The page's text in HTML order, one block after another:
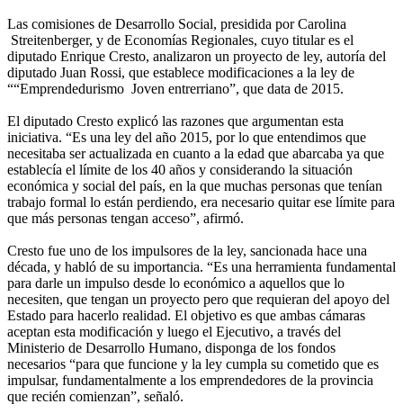
Las comisiones de Desarrollo Social, presidida por Carolina
Streitenberger, y de Economías Regionales, cuyo titular es el
diputado Enrique Cresto, analizaron un proyecto de ley, autoría del
diputado Juan Rossi, que establece modificaciones a la ley de
““Emprendedurismo Joven entrerriano”, que data de 2015.
El diputado Cresto explicó las razones que argumentan esta
iniciativa. “Es una ley del año 2015, por lo que entendimos que
necesitaba ser actualizada en cuanto a la edad que abarcaba ya que
establecía el límite de los 40 años y considerando la situación
económica y social del país, en la que muchas personas que tenían
trabajo formal lo están perdiendo, era necesario quitar ese límite para
que más personas tengan acceso”, afirmó.
Cresto fue uno de los impulsores de la ley, sancionada hace una
década, y habló de su importancia. “Es una herramienta fundamental
para darle un impulso desde lo económico a aquellos que lo
necesiten, que tengan un proyecto pero que requieran del apoyo del
Estado para hacerlo realidad. El objetivo es que ambas cámaras
aceptan esta modificación y luego el Ejecutivo, a través del
Ministerio de Desarrollo Humano, disponga de los fondos
necesarios “para que funcione y la ley cumpla su cometido que es
impulsar, fundamentalmente a los emprendedores de la provincia
que recién comienzan”, señaló.